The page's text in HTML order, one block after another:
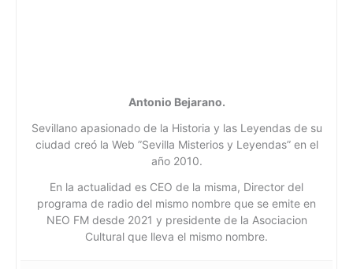
Antonio Bejarano.
Sevillano apasionado de la Historia y las Leyendas de su
ciudad creó la Web ”Sevilla Misterios y Leyendas” en el
año 2010.
En la actualidad es CEO de la misma, Director del
programa de radio del mismo nombre que se emite en
NEO FM desde 2021 y presidente de la Asociacion
Cultural que lleva el mismo nombre.